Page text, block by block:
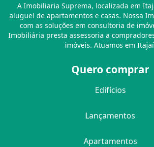
A Imobiliaria Suprema, localizada em
aluguel de apartamentos e casas. Nossa
com as soluções em consultoria de
Imobiliária presta assessoria a
imóveis. Atuamos em
Quero comprar
Edifícios
Lançamentos
Apartamentos